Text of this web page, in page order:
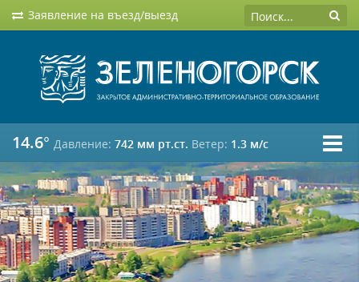
Заявление на въезд/выезд
14.6° Давление: 742 мм рт.ст. Ветер: 1.3 м/c